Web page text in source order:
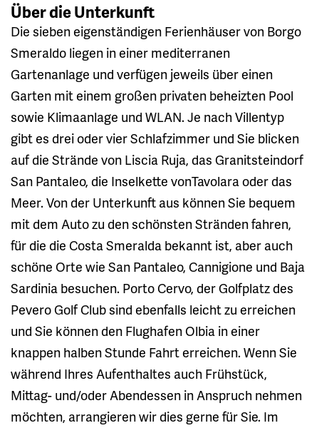
Über die Unterkunft
Die sieben eigenständigen Ferienhäuser von Borgo
Smeraldo liegen in einer mediterranen
Gartenanlage und verfügen jeweils über einen
Garten mit einem großen privaten beheizten Pool
sowie Klimaanlage und WLAN. Je nach Villentyp
gibt es drei oder vier Schlafzimmer und Sie blicken
auf die Strände von Liscia Ruja, das Granitsteindorf
San Pantaleo, die Inselkette vonTavolara oder das
Meer. Von der Unterkunft aus können Sie bequem
mit dem Auto zu den schönsten Stränden fahren,
für die die Costa Smeralda bekannt ist, aber auch
schöne Orte wie San Pantaleo, Cannigione und Baja
Sardinia besuchen. Porto Cervo, der Golfplatz des
Pevero Golf Club sind ebenfalls leicht zu erreichen
und Sie können den Flughafen Olbia in einer
knappen halben Stunde Fahrt erreichen. Wenn Sie
während Ihres Aufenthaltes auch Frühstück,
Mittag- und/oder Abendessen in Anspruch nehmen
möchten, arrangieren wir dies gerne für Sie. Im